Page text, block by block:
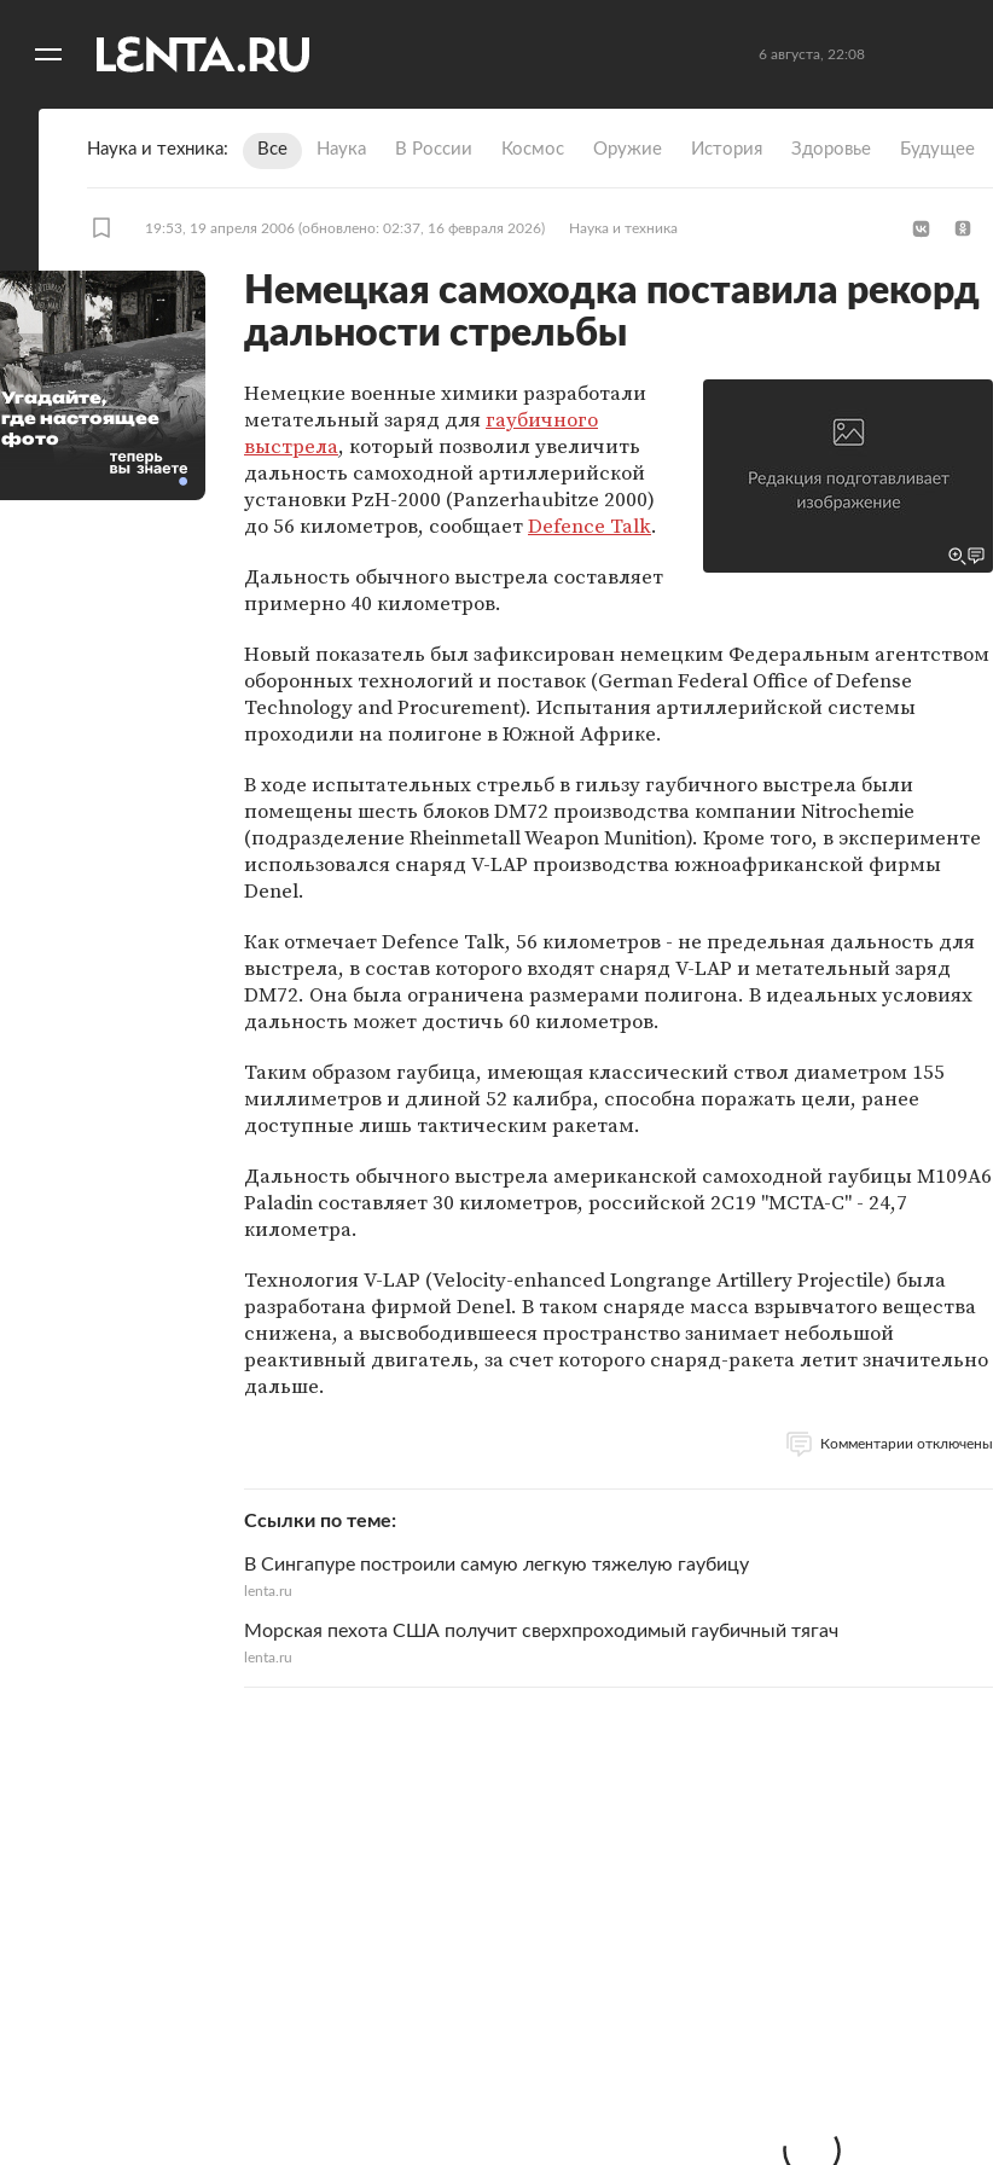
6 августа, 22:08
Наука и техника Все Наука В России Космос Оружие История Здоровье Будущее
19:53, 19 апреля 2006 (обновлено: 02:37, 16 февраля 2026) Наука и техника
Немецкая самоходка поставила рекорд
дальности стрельбы
Немецкие военные химики разработали
метательный заряд длягаубичного
выстрела, который позволил увеличить
дальность самоходной артиллерийской
установки PzH-2000 (Panzerhaubitze 2000)
до 56 километров, сообщаетDefence Talk.
Дальность обычного выстрела составляет
примерно 40 километров.
Новый показатель был зафиксирован немецким Федеральным агентством
оборонных технологий и поставок (German Federal Office of Defense
Technology and Procurement). Испытания артиллерийской системы
проходили на полигоне в Южной Африке.
В ходе испытательных стрельб в гильзу гаубичного выстрела были
помещены шесть блоков DM72 производства компании Nitrochemie
(подразделение Rheinmetall Weapon Munition). Кроме того, в эксперименте
использовался снаряд V-LAP производства южноафриканской фирмы
Denel.
Как отмечает Defence Talk, 56 километров - не предельная дальность для
выстрела, в состав которого входят снаряд V-LAP и метательный заряд
DM72. Она была ограничена размерами полигона. В идеальных условиях
дальность может достичь 60 километров.
Таким образом гаубица, имеющая классический ствол диаметром 155
миллиметров и длиной 52 калибра, способна поражать цели, ранее
доступные лишь тактическим ракетам.
Дальность обычного выстрела американской самоходной гаубицы M109A6
Paladin составляет 30 километров, российской 2С19 "МСТА-С" - 24,7
километра.
Технология V-LAP (Velocity-enhanced Longrange Artillery Projectile) была
разработана фирмой Denel. В таком снаряде масса взрывчатого вещества
снижена, а высвободившееся пространство занимает небольшой
реактивный двигатель, за счет которого снаряд-ракета летит значительно
дальше.
Комментарии отключены
Ссылки по теме
В Сингапуре построили самую легкую тяжелую гаубицу
lenta.ru
Морская пехота США получит сверхпроходимый гаубичный тягач
lenta.ru
Угадайте,
где настоящее
фото